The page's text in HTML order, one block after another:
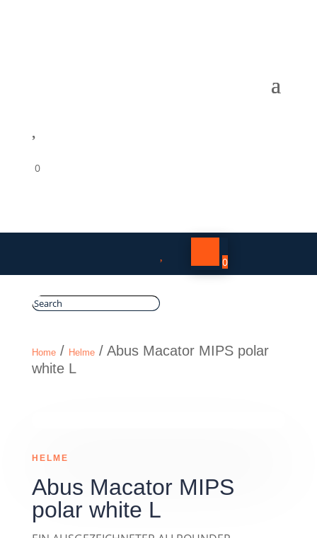
0
0
Home/ Helme/ Abus Macator MIPS polar
white L
HELME
Abus Macator MIPS
polar white L